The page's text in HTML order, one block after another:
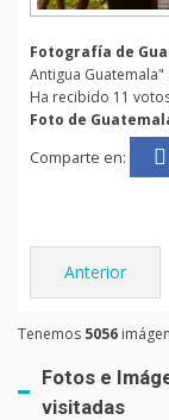
Fotografía de
Antigua Guatemala"
Ha recibido 11
Foto de
Comparte en:
Anterior
Tenemos 5056
Fotos e
visitadas